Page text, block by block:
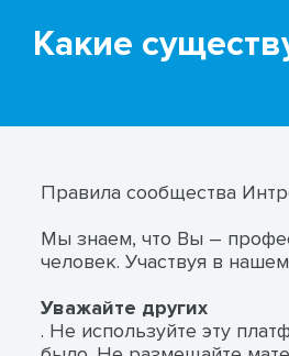
Какие
Правила сообщества
Мы знаем, что Вы –
человек. Участвуя в
Уважайте других
. Не используйте эту